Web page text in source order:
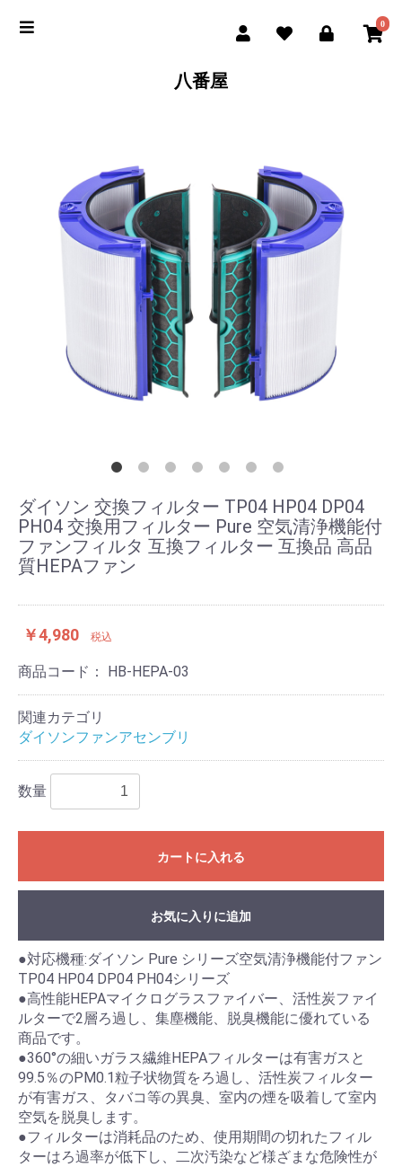
0
八番屋
ダイソン 交換フィルター TP04 HP04 DP04
PH04 交換用フィルター Pure 空気清浄機能付
ファンフィルタ 互換フィルター 互換品 高品
質HEPAファン
￥4,980 税込
商品コード： HB-HEPA-03
関連カテゴリ
ダイソンファンアセンブリ
数量
カートに入れる
お気に入りに追加
●対応機種:ダイソン Pure シリーズ空気清浄機能付ファン
TP04 HP04 DP04 PH04シリーズ
●高性能HEPAマイクログラスファイバー、活性炭ファイ
ルターで2層ろ過し、集塵機能、脱臭機能に優れている
商品です。
●360°の細いガラス繊維HEPAフィルターは有害ガスと
99.5％のPM0.1粒子状物質をろ過し、活性炭フィルター
が有害ガス、タバコ等の異臭、室内の煙を吸着して室内
空気を脱臭します。
●フィルターは消耗品のため、使用期間の切れたフィル
ターはろ過率が低下し、二次汚染など様ざまな危険性が